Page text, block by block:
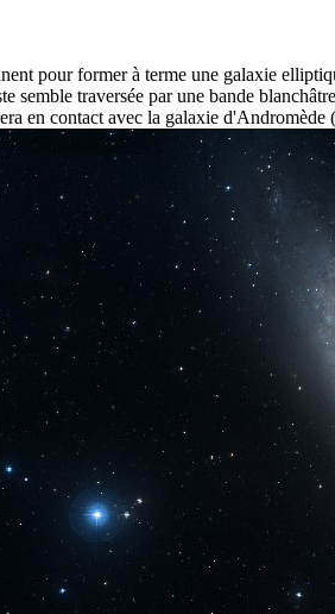
pour former à terme une galaxie
semble traversée par une bande
en contact avec la galaxie d'Andromède (